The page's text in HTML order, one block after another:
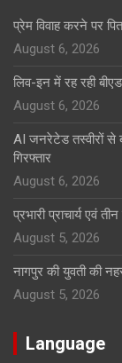
प्रेम विवाह करने पर
August 6, 2026
लिव-इन में रह रही
August 6, 2026
AI जनरेटेड तस्वीरों से
गिरफ्तार
August 6, 2026
प्रभारी प्राचार्य एवं
August 5, 2026
नागपुर की युवती की
August 5, 2026
Language